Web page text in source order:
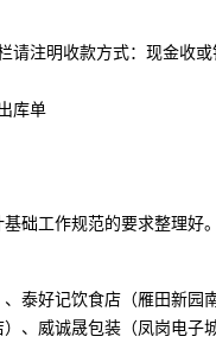
请注明收款方式：现金收
库单
础工作规范的要求整理好。
泰好记饮食店（雁田新
）、威诚晟包装（凤岗电